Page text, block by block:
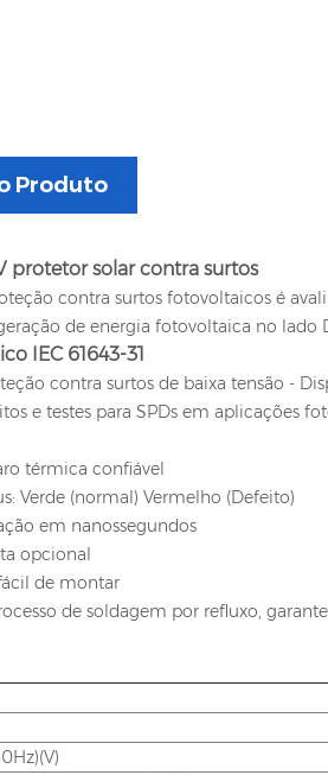
Produto
protetor solar contra surtos
contra surtos fotovoltaicos é
de energia fotovoltaica no lado
IEC 61643-31
contra surtos de baixa tensão -
e testes para SPDs em aplicações
térmica confiável
Verde (normal) Vermelho (Defeito)
em nanossegundos
opcional
de montar
de soldagem por refluxo,